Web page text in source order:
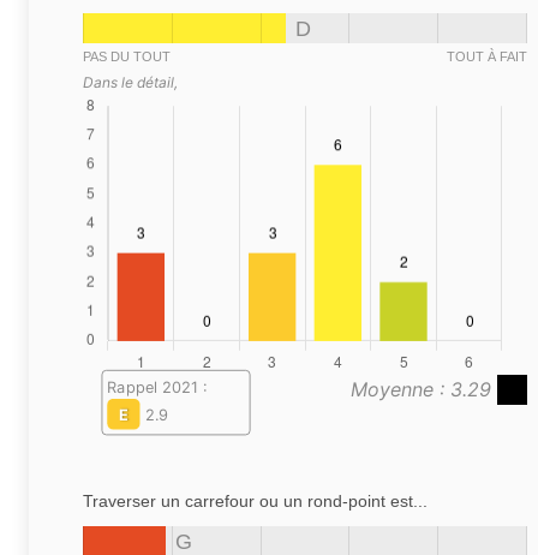
D
PAS DU TOUT TOUT À FAIT
Dans le détail,
Moyenne : 3.29
Rappel 2021 :
E
2.9
Traverser un carrefour ou un rond-point est...
G